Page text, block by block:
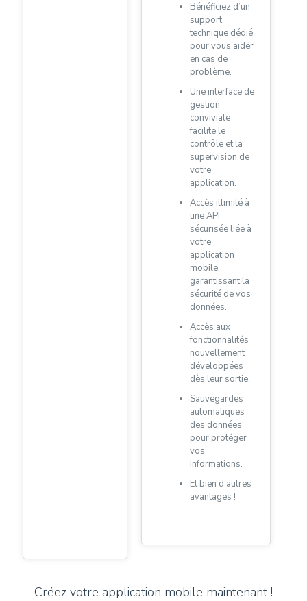
Bénéficiez d’un
support
technique dédié
pour vous aider
en cas de
problème.
Une interface de
gestion
conviviale
facilite le
contrôle et la
supervision de
votre
application.
Accès illimité à
une API
sécurisée liée à
votre
application
mobile,
garantissant la
sécurité de vos
données.
Accès aux
fonctionnalités
nouvellement
développées
dès leur sortie.
Sauvegardes
automatiques
des données
pour protéger
vos
informations.
Et bien d’autres
avantages !
Créez votre application mobile maintenant !